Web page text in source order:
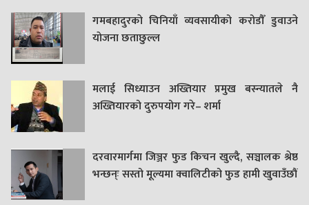
गमबहादुरकाे चिनियाँ व्यवसायीको करोडौँ डुवाउने
याेजना छताछुल्ल
मलाई सिध्याउन अख्तियार प्रमुख बस्न्यातले नै
अख्तियारको दुरुपयोग गरे– शर्मा
दरवारमार्गमा जिञ्जर फुड किचन खुल्दै, सञ्चालक श्रेष्ठ
भन्छन्ः सस्तो मूल्यमा क्वालिटीको फुड हामी खुवाउँछौं